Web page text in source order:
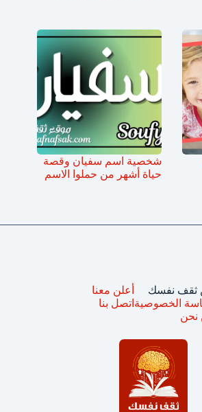
شخصية اسم سفيان وقصة
حياة أشهر من حملوا الاسم
ثقف نفسك
الخصوصية
نحن
أعلن معنا
اتصل بنا